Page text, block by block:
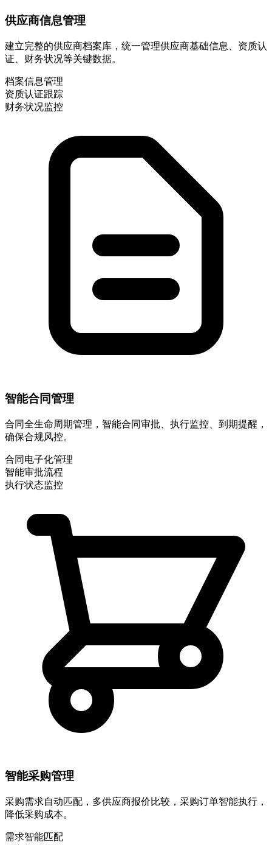
供应商信息管理
建立完整的供应商档案库，统一管理供应商基础信息、资质认
证、财务状况等关键数据。
档案信息管理
资质认证跟踪
财务状况监控
智能合同管理
合同全生命周期管理，智能合同审批、执行监控、到期提醒，
确保合规风控。
合同电子化管理
智能审批流程
执行状态监控
智能采购管理
采购需求自动匹配，多供应商报价比较，采购订单智能执行，
降低采购成本。
需求智能匹配